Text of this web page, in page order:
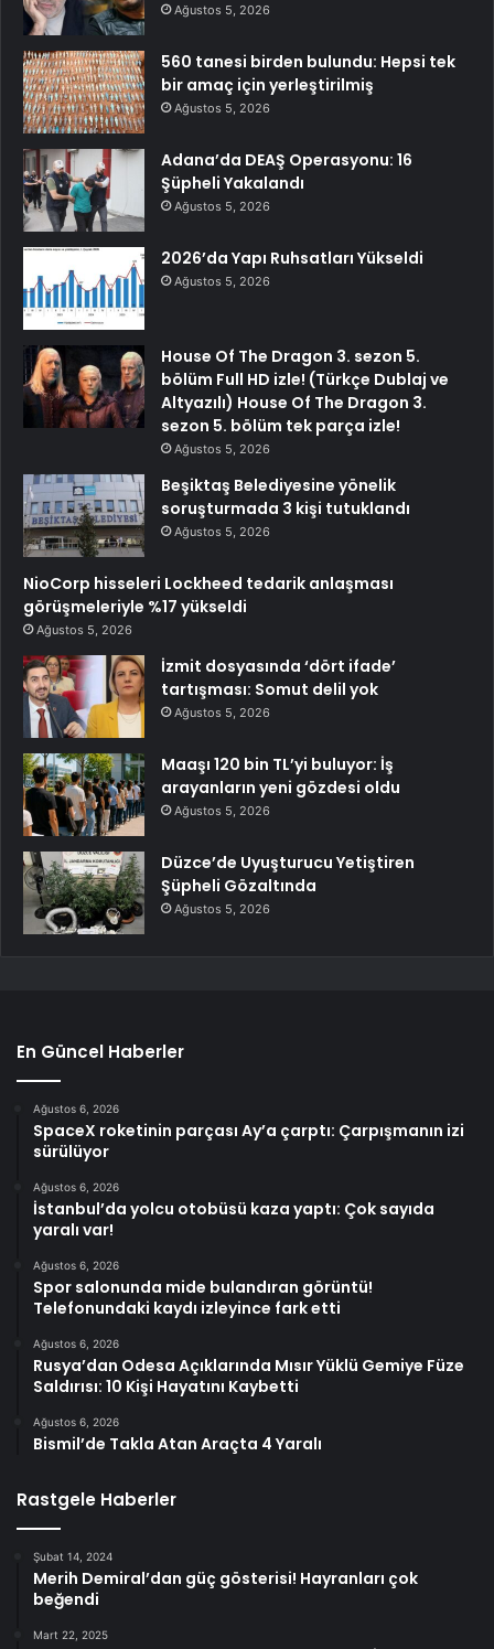
Ağustos 5, 2026
560 tanesi birden bulundu: Hepsi tek
bir amaç için yerleştirilmiş
Ağustos 5, 2026
Adana’da DEAŞ Operasyonu: 16
Şüpheli Yakalandı
Ağustos 5, 2026
2026’da Yapı Ruhsatları Yükseldi
Ağustos 5, 2026
House Of The Dragon 3. sezon 5.
bölüm Full HD izle! (Türkçe Dublaj ve
Altyazılı) House Of The Dragon 3.
sezon 5. bölüm tek parça izle!
Ağustos 5, 2026
Beşiktaş Belediyesine yönelik
soruşturmada 3 kişi tutuklandı
Ağustos 5, 2026
NioCorp hisseleri Lockheed tedarik anlaşması
görüşmeleriyle %17 yükseldi
Ağustos 5, 2026
İzmit dosyasında ‘dört ifade’
tartışması: Somut delil yok
Ağustos 5, 2026
Maaşı 120 bin TL’yi buluyor: İş
arayanların yeni gözdesi oldu
Ağustos 5, 2026
Düzce’de Uyuşturucu Yetiştiren
Şüpheli Gözaltında
Ağustos 5, 2026
En Güncel Haberler
Ağustos 6, 2026
SpaceX roketinin parçası Ay’a çarptı: Çarpışmanın izi
sürülüyor
Ağustos 6, 2026
İstanbul’da yolcu otobüsü kaza yaptı: Çok sayıda
yaralı var!
Ağustos 6, 2026
Spor salonunda mide bulandıran görüntü!
Telefonundaki kaydı izleyince fark etti
Ağustos 6, 2026
Rusya’dan Odesa Açıklarında Mısır Yüklü Gemiye Füze
Saldırısı: 10 Kişi Hayatını Kaybetti
Ağustos 6, 2026
Bismil’de Takla Atan Araçta 4 Yaralı
Rastgele Haberler
Şubat 14, 2024
Merih Demiral’dan güç gösterisi! Hayranları çok
beğendi
Mart 22, 2025